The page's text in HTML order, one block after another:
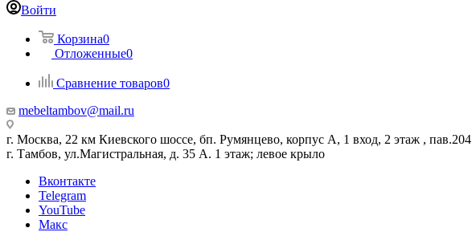
Войти
Корзина0
Отложенные0
Сравнение товаров0
mebeltambov@mail.ru
г. Москва, 22 км Киевского шоссе, бп. Румянцево, корпус А, 1 вход, 2 этаж , пав.204
г. Тамбов, ул.Магистральная, д. 35 А. 1 этаж; левое крыло
Вконтакте
Telegram
YouTube
Макс